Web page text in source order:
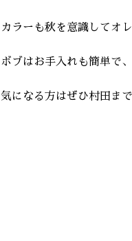
カラーも秋を意識してオ
ボブはお手入れも簡単で
気になる方はぜひ村田まで